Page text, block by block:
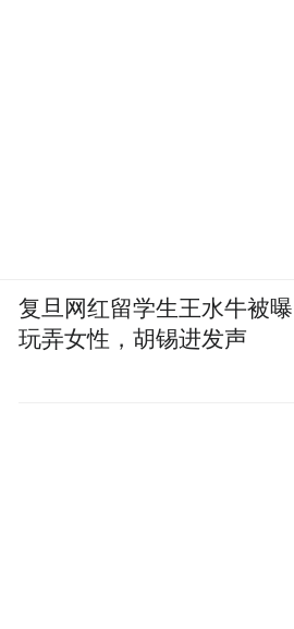
复旦网红留学生王水牛被曝
玩弄女性，胡锡进发声